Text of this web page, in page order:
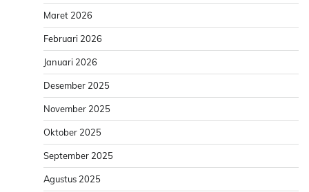
Maret 2026
Februari 2026
Januari 2026
Desember 2025
November 2025
Oktober 2025
September 2025
Agustus 2025